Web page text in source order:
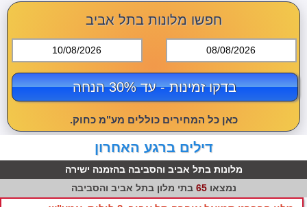
חפשו מלונות בתל אביב
10/08/2026 08/08/2026
בדקו זמינות - עד 30% הנחה
כאן כל המחירים כוללים מע"מ כחוק.
דילים ברגע האחרון
מלונות בתל אביב והסביבה בהזמנה ישירה
נמצאו65 בתי מלון בתל אביב והסביבה